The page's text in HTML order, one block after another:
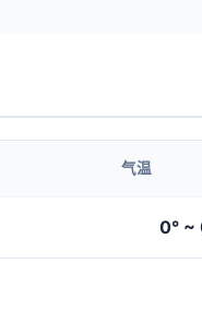
气温
0° ~